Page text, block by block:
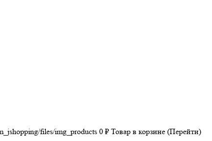
files/img_products 0 ₽ Товар в корзине (Перейти)